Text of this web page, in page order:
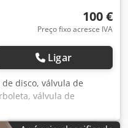
100 €
Preço fixo acresce IVA
Ligar
de disco, válvula de
válvula de
solenóide -PN 3-10
6x disponível -Peso: